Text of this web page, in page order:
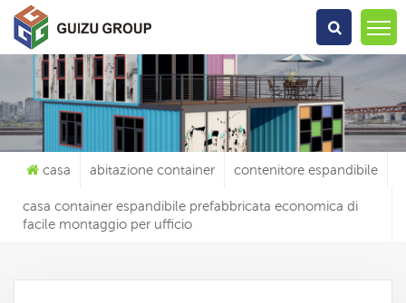
Che Cosa Sta Cercando?
casa abitazione container contenitore espandibile
casa container espandibile prefabbricata economica di
facile montaggio per ufficio